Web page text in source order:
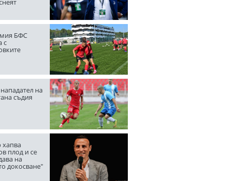
БФС
с
на
съдия
хапва
плод и се
на
докосване"